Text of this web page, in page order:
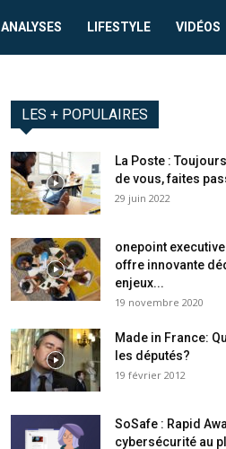
ANALYSES LIFESTYLE VIDÉOS
LES + POPULAIRES
La Poste :
de vous, faites
29 juin 2022
onepoint
offre innovante
enjeux...
19 novembre 2020
Made in France:
les députés?
19 février 2012
SoSafe : Rapid
cybersécurité au